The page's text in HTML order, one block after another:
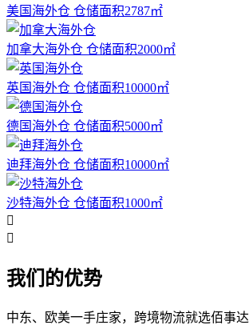
美国海外仓 仓储面积2787㎡
加拿大海外仓 仓储面积2000㎡
英国海外仓 仓储面积10000㎡
德国海外仓 仓储面积5000㎡
迪拜海外仓 仓储面积10000㎡
沙特海外仓 仓储面积1000㎡


我们的优势
中东、欧美一手庄家，跨境物流就选佰事达